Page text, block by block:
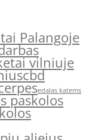
Palangoje
vilniuje
cbd
edalas katems
paskolos